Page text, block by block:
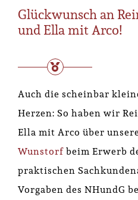
Glückwunsch an
und Ella mit Arco!
Auch die scheinbar
Herzen: So haben wir
Ella mit Arco über
Wunstorfbeim Erwerb
praktischen
Vorgaben des NHundG